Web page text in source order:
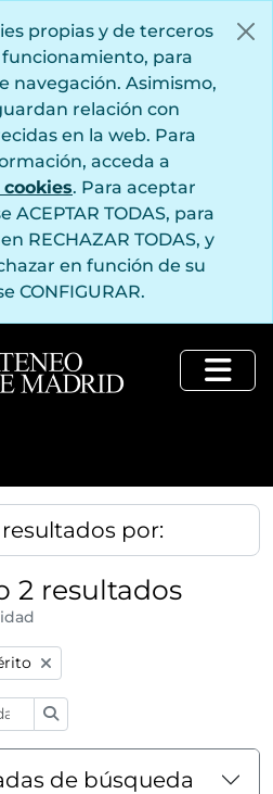
propias y de terceros
funcionamiento, para
navegación. Asimismo,
relación con
en la web. Para
acceda a
. Para aceptar
ACEPTAR TODAS, para
RECHAZAR TODAS, y
en función de su
CONFIGURAR.
por:
2 resultados
de búsqueda